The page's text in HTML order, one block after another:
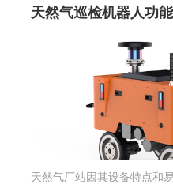
天然气巡检机器人功
天然气厂站因其设备特点和